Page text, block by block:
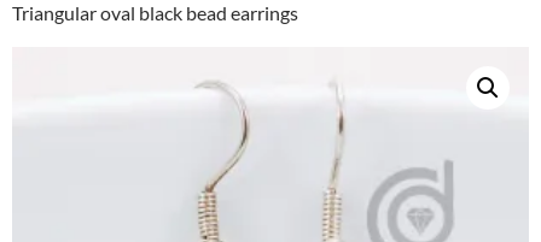
Triangular oval black bead earrings